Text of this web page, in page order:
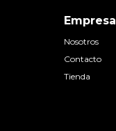
Empresa
Nosotros
Contacto
Tienda